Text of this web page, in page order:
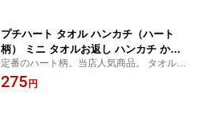
プチハート タオル ハンカチ（ハート
柄） ミニ タオルお返し ハンカチ かわ
いい タオル カントリー 雑貨 タオルハ
ンカチハンカチ ハンカチ タオル 二次会
定番のハート柄。当店人気商品。 タオル ハ
ンカチ ハンカチ タオル クリスマス プレゼ
ント プチ ギフト 卒業記念品 卒園 記念品 結
275 円